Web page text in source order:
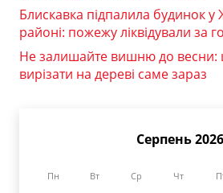
Блискавка підпалила будинок
районі: пожежу ліквідували за
Не залишайте вишню до весни:
вирізати на дереві саме зараз
Серпень 2026
Пн Вт Ср Чт